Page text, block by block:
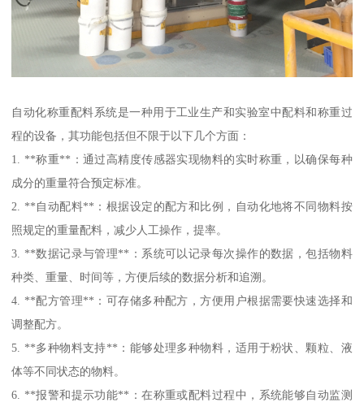
自动化称重配料系统是一种用于工业生产和实验室中配料和称重过
程的设备，其功能包括但不限于以下几个方面：
1. **称重**：通过高精度传感器实现物料的实时称重，以确保每种
成分的重量符合预定标准。
2. **自动配料**：根据设定的配方和比例，自动化地将不同物料按
照规定的重量配料，减少人工操作，提率。
3. **数据记录与管理**：系统可以记录每次操作的数据，包括物料
种类、重量、时间等，方便后续的数据分析和追溯。
4. **配方管理**：可存储多种配方，方便用户根据需要快速选择和
调整配方。
5. **多种物料支持**：能够处理多种物料，适用于粉状、颗粒、液
体等不同状态的物料。
6. **报警和提示功能**：在称重或配料过程中，系统能够自动监测